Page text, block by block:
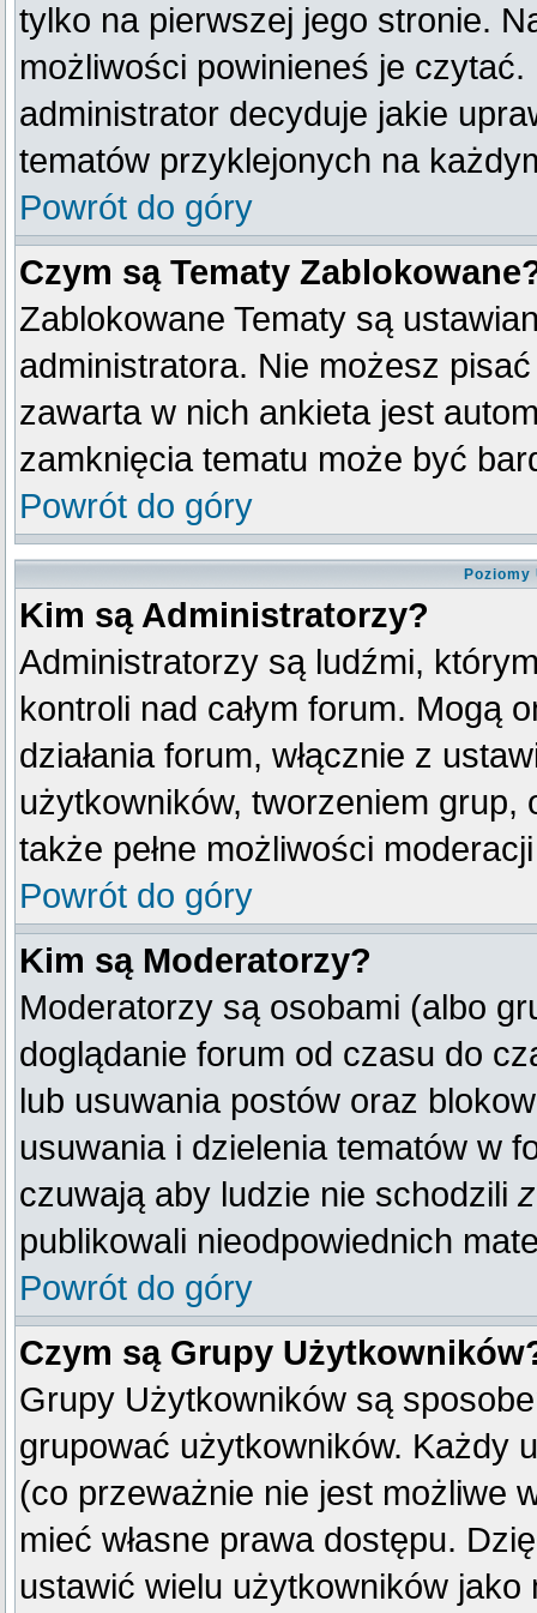
tylko na pierwszej jego stronie.
możliwości powinieneś je czytać.
administrator decyduje jakie
tematów przyklejonych na
Powrót do góry
Czym są Tematy
Zablokowane Tematy są
administratora. Nie możesz
zawarta w nich ankieta jest
zamknięcia tematu może być
Powrót do góry
Kim są Administratorzy?
Administratorzy są ludźmi,
kontroli nad całym forum. Mogą
działania forum, włącznie z
użytkowników, tworzeniem grup,
także pełne możliwości
Powrót do góry
Kim są Moderatorzy?
Moderatorzy są osobami (albo
doglądanie forum od czasu do
lub usuwania postów oraz
usuwania i dzielenia tematów w
czuwają aby ludzie nie schodzili
publikowali nieodpowiednich
Powrót do góry
Czym są Grupy
Grupy Użytkowników są
grupować użytkowników. Każdy
(co przeważnie nie jest możliwe
mieć własne prawa dostępu.
ustawić wielu użytkowników